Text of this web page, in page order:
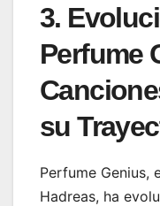
3.
Perfume
su
Perfume Genius,
Hadreas, ha